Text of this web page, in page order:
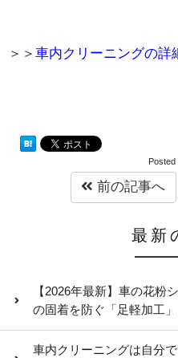
＞＞ 車内クリーニングの詳
Posted
前の記事へ
最新
【2026年最新】車の花粉
の固着を防ぐ「足軽加工
車内クリーニングは自分